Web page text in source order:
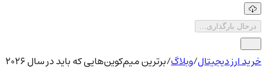
درحال بارگذاری...
خرید ارز دیجیتال/وبلاگ/
برترین میم‌کوین‌هایی که باید در سال ۲۰۲۶